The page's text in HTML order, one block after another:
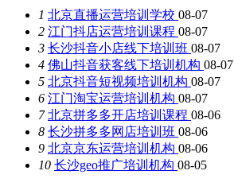
1 北京直播运营培训学校 08-07
2 江门抖店运营培训课程 08-07
3 长沙抖音小店线下培训班 08-07
4 佛山抖音获客线下培训机构 08-07
5 北京抖音短视频培训机构 08-07
6 江门淘宝运营培训机构 08-07
7 北京拼多多开店培训课程 08-06
8 长沙拼多多网店培训班 08-06
9 北京京东运营培训机构 08-06
10 长沙geo推广培训机构 08-05